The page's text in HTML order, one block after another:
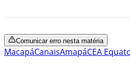
Comunicar erro nesta matéria
MacapáCanaisAmapáCEA